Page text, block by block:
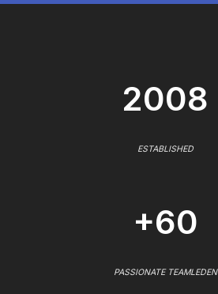
2008
ESTABLISHED
+60
PASSIONATE TEAMLEDEN